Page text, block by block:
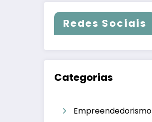
Redes Sociais
Categorias
Empreendedorismo